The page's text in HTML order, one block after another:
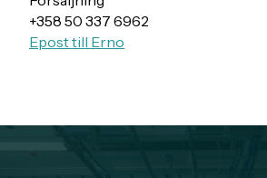
+358 50 337 6962
Epost till Erno